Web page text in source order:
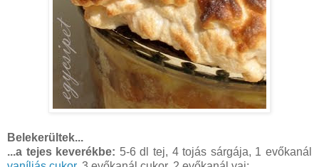
Belekerültek...
...a tejes keverékbe: 5-6 dl tej, 4 tojás sárgája, 1 evőkanál